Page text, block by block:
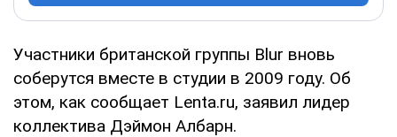
Участники британской группы Blur вновь
соберутся вместе в студии в 2009 году. Об
этом, как сообщает Lenta.ru, заявил лидер
коллектива Дэймон Албарн.